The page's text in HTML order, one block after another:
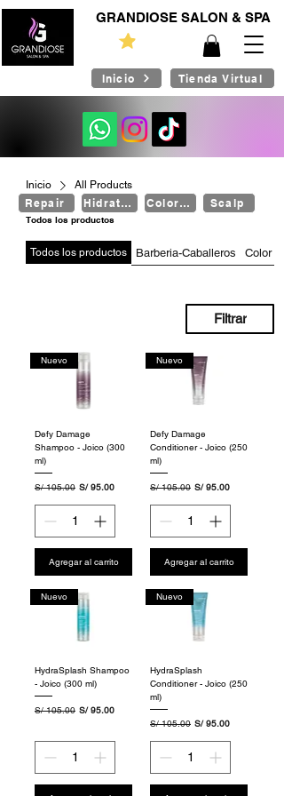
GRANDIOSE SALON & SPA
Inicio Tienda Virtual
Inicio All Products
Todos los productos
Todos los productos Barberia-Caballeros Color
Filtrar
Nuevo
Defy Damage
Shampoo - Joico (300
ml)
Precio
S/ 105.00 Precio de oferta
S/ 95.00
Agregar al carrito
Nuevo
Defy Damage
Conditioner - Joico (250
ml)
Precio
S/ 105.00 Precio de oferta
S/ 95.00
Agregar al carrito
Nuevo
HydraSplash Shampoo
- Joico (300 ml)
Precio
S/ 105.00 Precio de oferta
S/ 95.00
Nuevo
HydraSplash
Conditioner - Joico (250
ml)
Precio
S/ 105.00 Precio de oferta
S/ 95.00
Repair Hidratación Color Care Scalp